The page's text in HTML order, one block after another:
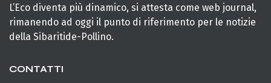
L’Eco diventa più dinamico, si attesta come web journal,
rimanendo ad oggi il punto di riferimento per le notizie
della Sibaritide-Pollino.
CONTATTI